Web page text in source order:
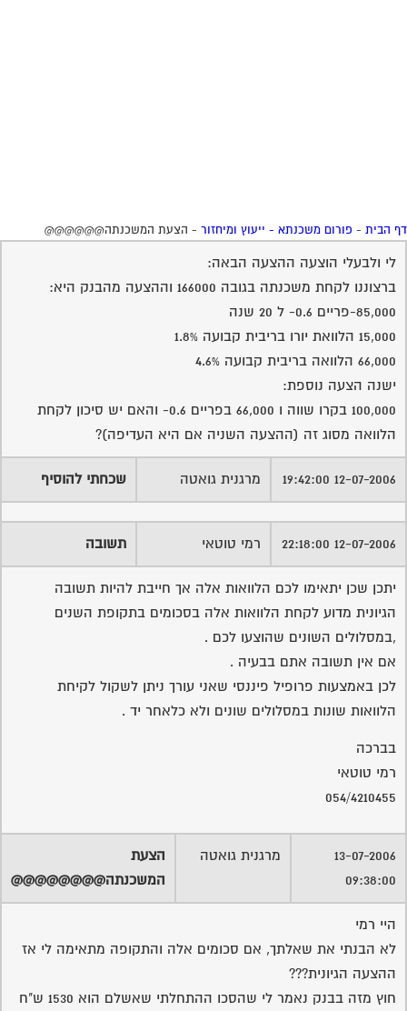
הבית- פורום משכנתא - ייעוץ ומיחזור- הצעת המשכנתה@@@@@@
לי ולבעלי הוצעה ההצעה הבאה:
ברצוננו לקחת משכנתה בגובה 166000 וההצעה מהבנק היא:
85,000-פריים 0.6- ל 20 שנה
15,000 הלוואת יורו בריבית קבועה 1.8%
66,000 הלוואה בריבית קבועה 4.6%
ישנה הצעה נוספת:
100,000 בקרו שווה ו 66,000 בפריים 0.6- והאם יש סיכון לקחת
הלוואה מסוג זה (ההצעה השניה אם היא העדיפה)?
12-07-2006 19:42:00 מרגנית גואטה שכחתי להוסיף
12-07-2006 22:18:00 רמי טוטאי תשובה
יתכן שכן יתאימו לכם הלוואות אלה אך חייבת להיות תשובה
הגיונית מדוע לקחת הלוואות אלה בסכומים בתקופת השנים
,במסלולים השונים שהוצעו לכם .
אם אין תשובה אתם בבעיה .
לכן באמצעות פרופיל פיננסי שאני עורך ניתן לשקול לקיחת
הלוואות שונות במסלולים שונים ולא כלאחר יד .
בברכה
רמי טוטאי
054/4210455
13-07-2006
09:38:00
מרגנית גואטה
הצעת
המשכנתה@@@@@@@@
היי רמי
לא הבנתי את שאלתך, אם סכומים אלה והתקופה מתאימה לי אז
ההצעה הגיונית???
חוץ מזה בבנק נאמר לי שהסכו ההתחלתי שאשלם הוא 1530 ש"ח